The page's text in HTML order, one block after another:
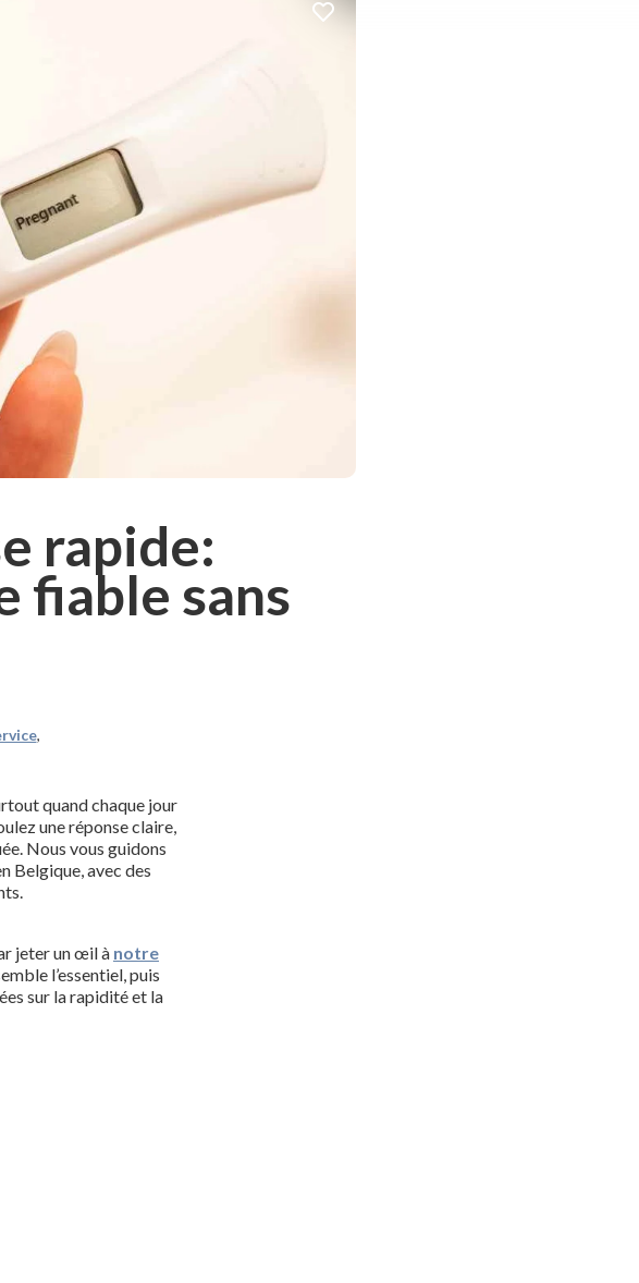
rapide:
fiable sans
,
quand chaque jour
une réponse claire,
Nous vous guidons
Belgique, avec des
jeter un œil à notre
l’essentiel, puis
sur la rapidité et la